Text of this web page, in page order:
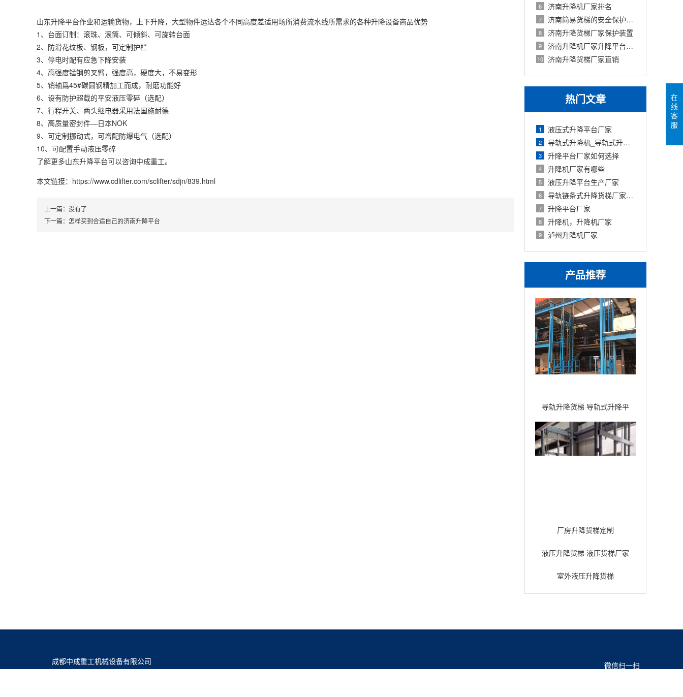
6 济南升降机厂家排名
7 济南简易货梯的安全保护装置有哪些
8 济南升降货梯厂家保护装置
9 济南升降机厂家升降平台有什么类型
10 济南升降货梯厂家直销
热门文章
1 液压式升降平台厂家
2 导轨式升降机_导轨式升降平台厂家
3 升降平台厂家如何选择
4 升降机厂家有哪些
5 液压升降平台生产厂家
6 导轨链条式升降货梯厂家定制
7 升降平台厂家
8 升降机，升降机厂家
9 泸州升降机厂家
产品推荐
导轨升降货梯 导轨式升降平
台
厂房升降货梯定制
液压升降货梯 液压货梯厂家
室外液压升降货梯
山东升降平台作业和运输货物，上下升降，大型物件运达各个不同高度差适用场所消费流水线所需求的各种升降设备商品优势
1、台面订制：滚珠、滚筒、可倾斜、可旋转台面
2、防滑花纹板、钢板，可定制护栏
3、停电时配有应急下降安装
4、高强度锰钢剪叉臂，强度高，硬度大，不易变形
5、销轴爲45#碳圆钢精加工而成，耐磨功能好
6、设有防护超载的平安液压零碎（选配）
7、行程开关、两头继电器采用法国施耐德
8、高质量密封件—日本NOK
9、可定制挪动式，可增配防爆电气（选配）
10、可配置手动液压零碎
了解更多山东升降平台可以咨询中成重工。
本文链接：https://www.cdlifter.com/sclifter/sdjn/839.html
上一篇：没有了
下一篇： 怎样买到合适自己的济南升降平台
微信扫一扫
成都中成重工机械设备有限公司
在
线
客
服